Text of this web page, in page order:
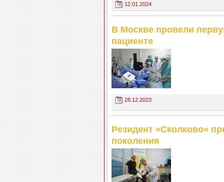
12.01.2024
В Москве провели
пациенте
28.12.2023
Резидент «Сколково»
поколения